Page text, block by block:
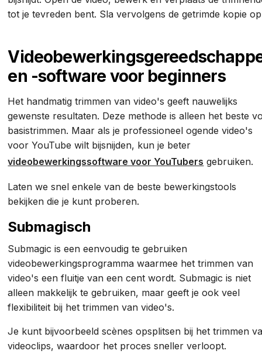
tot je tevreden bent. Sla vervolgens de getrimde kopie
en -software voor beginners
Het handmatig trimmen van video's geeft nauwelijks
gewenste resultaten. Deze methode is alleen het beste
basistrimmen. Maar als je professioneel ogende video's
voor YouTube wilt bijsnijden, kun je beter
videobewerkingssoftware voor YouTubers gebruiken.
Laten we snel enkele van de beste bewerkingstools
bekijken die je kunt proberen.
Submagisch
Submagic is een eenvoudig te gebruiken
videobewerkingsprogramma waarmee het trimmen van
video's een fluitje van een cent wordt. Submagic is niet
alleen makkelijk te gebruiken, maar geeft je ook veel
flexibiliteit bij het trimmen van video's.
Je kunt bijvoorbeeld scènes opsplitsen bij het trimmen
videoclips, waardoor het proces sneller verloopt.